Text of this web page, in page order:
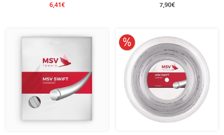
6,41€ 7,90€
10% reduziert